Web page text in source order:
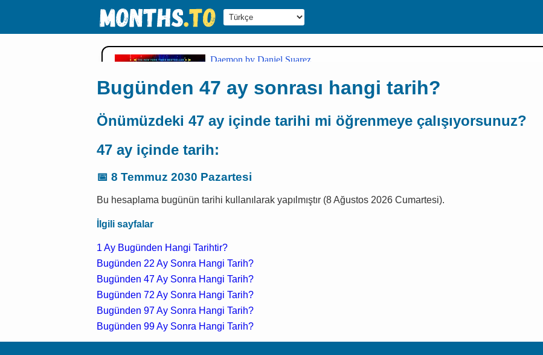
Bugünden 47 ay sonrası hangi tarih?
Önümüzdeki 47 ay içinde tarihi mi öğrenmeye çalışıyorsunuz?
47 ay içinde tarih:
📅 8 Temmuz 2030 Pazartesi
Bu hesaplama bugünün tarihi kullanılarak yapılmıştır (8 Ağustos 2026 Cumartesi).
İlgili sayfalar
1 Ay Bugünden Hangi Tarihtir?
Bugünden 22 Ay Sonra Hangi Tarih?
Bugünden 47 Ay Sonra Hangi Tarih?
Bugünden 72 Ay Sonra Hangi Tarih?
Bugünden 97 Ay Sonra Hangi Tarih?
Bugünden 99 Ay Sonra Hangi Tarih?